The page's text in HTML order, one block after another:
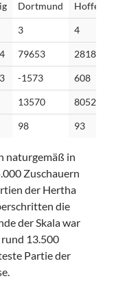
Dortmund
3
79653
-1573
13570
98
Hoffenheim
4
28182
608
80521
93
naturgemäß in
Zuschauern
der Hertha
die
der Skala war
13.500
Partie der